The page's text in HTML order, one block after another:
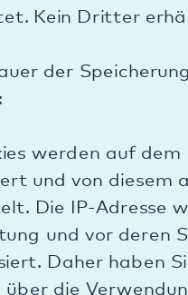
könnte. Es
andere Zwecke
welche wir keinen
Maps:
von Google Maps
Qualität unserer
und Ihnen